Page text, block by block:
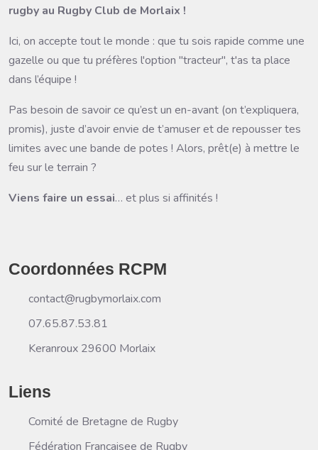
rugby au Rugby Club de Morlaix !
Ici, on accepte tout le monde : que tu sois rapide comme une
gazelle ou que tu préfères l'option "tracteur", t'as ta place
dans l’équipe ! ️
Pas besoin de savoir ce qu’est un en-avant (on t’expliquera,
promis), juste d’avoir envie de t’amuser et de repousser tes
limites avec une bande de potes ! Alors, prêt(e) à mettre le
feu sur le terrain ?
Viens faire un essai… et plus si affinités !
Coordonnées RCPM
contact@rugbymorlaix.com
07.65.87.53.81
Keranroux 29600 Morlaix
Liens
Comité de Bretagne de Rugby
Fédération Françaisee de Rugby